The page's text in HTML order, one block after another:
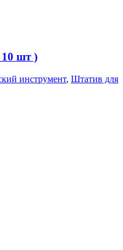
шт )
инструмент, Штатив для